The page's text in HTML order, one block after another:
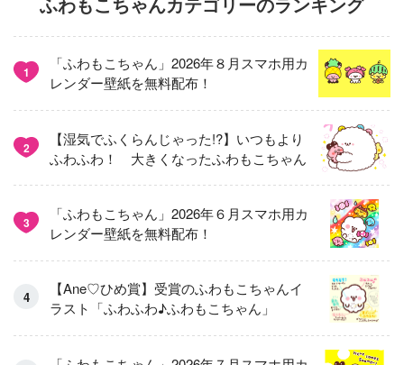
1
「ふわもこちゃん」2026年８月スマホ用カ
レンダー壁紙を無料配布！
2
【湿気でふくらんじゃった!?】いつもより
ふわふわ！ 大きくなったふわもこちゃん
3
「ふわもこちゃん」2026年６月スマホ用カ
レンダー壁紙を無料配布！
【Ane♡ひめ賞】受賞のふわもこちゃんイ
ラスト「ふわふわ♪ふわもこちゃん」